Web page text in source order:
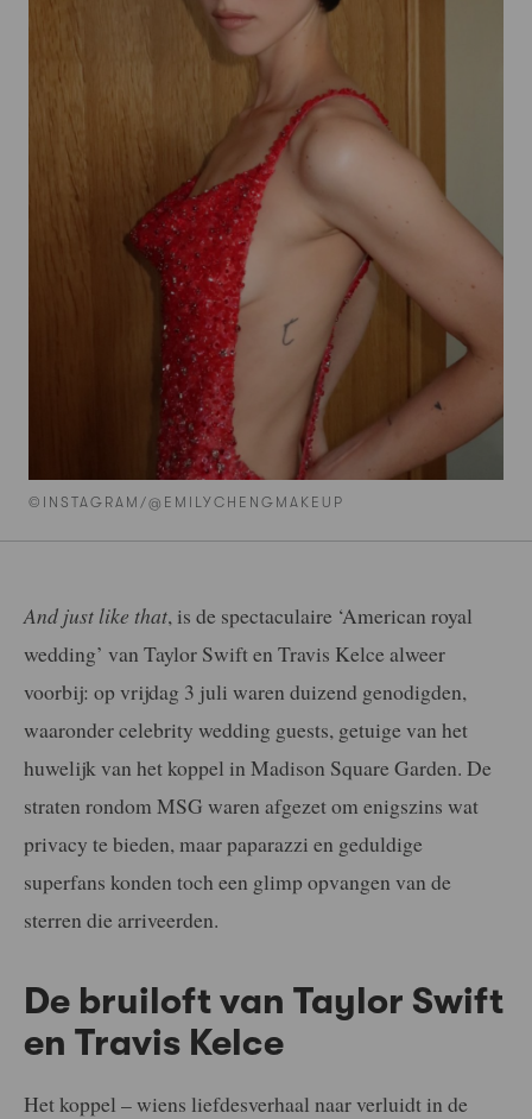
©INSTAGRAM/@EMILYCHENGMAKEUP
And just like that, is de spectaculaire ‘American royal
wedding’ van Taylor Swift en Travis Kelce alweer
voorbij: op vrijdag 3 juli waren duizend genodigden,
waaronder celebrity wedding guests, getuige van het
huwelijk van het koppel in Madison Square Garden. De
straten rondom MSG waren afgezet om enigszins wat
privacy te bieden, maar paparazzi en geduldige
superfans konden toch een glimp opvangen van de
sterren die arriveerden.
De bruiloft van Taylor Swift
en Travis Kelce
Het koppel – wiens liefdesverhaal naar verluidt in de